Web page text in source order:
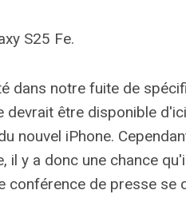
S25 Fe.
dans notre fuite de
devrait être disponible
nouvel iPhone.
il y a donc une chance
conférence de presse